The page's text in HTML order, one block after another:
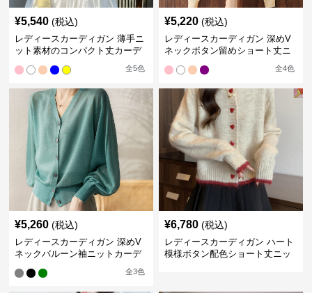
¥5,540 (税込)
レディースカーディガン 薄手ニ
ット素材のコンパクト丈カーデ
全5色
¥5,220 (税込)
レディースカーディガン 深めV
ネックボタン留めショート丈ニ
全4色
¥5,260 (税込)
レディースカーディガン 深めV
ネックバルーン袖ニットカーデ
全3色
¥6,780 (税込)
レディースカーディガン ハート
模様ボタン配色ショート丈ニッ